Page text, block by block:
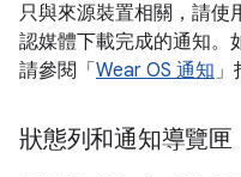
只與來源裝置相關，請使
認媒體下載完成的通知。
請參閱「 Wear OS 通知」
狀態列和通知導覽匣